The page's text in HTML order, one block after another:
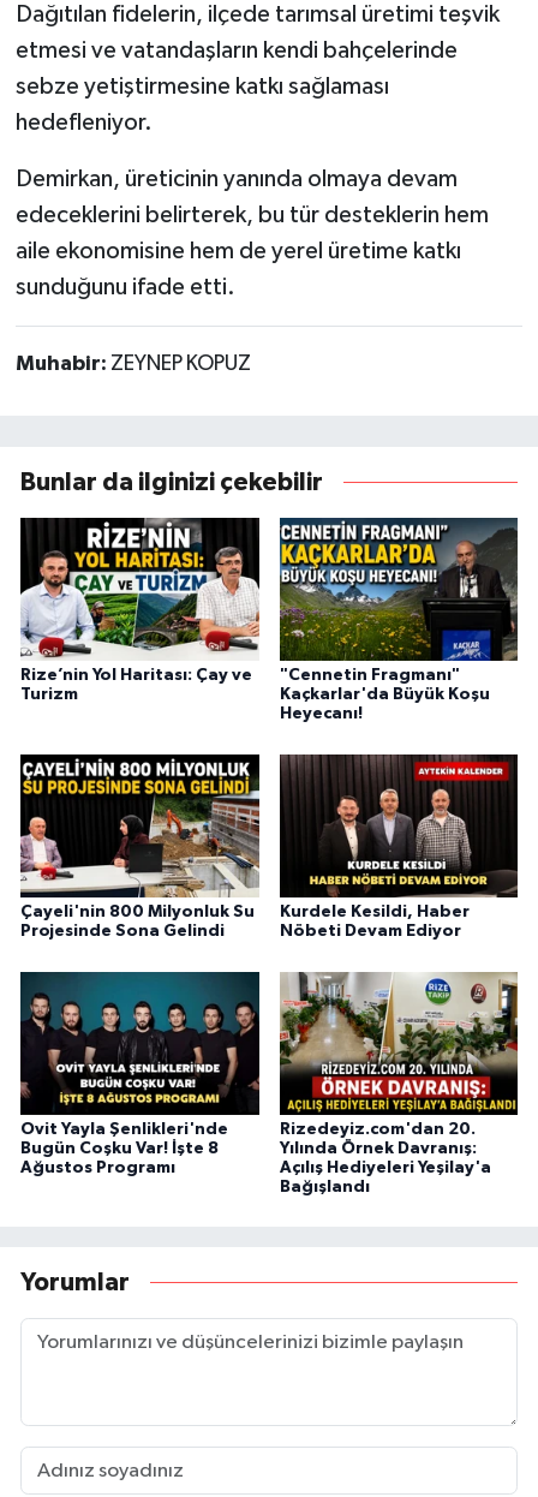
Dağıtılan fidelerin, ilçede tarımsal üretimi teşvik
etmesi ve vatandaşların kendi bahçelerinde
sebze yetiştirmesine katkı sağlaması
hedefleniyor.
Demirkan, üreticinin yanında olmaya devam
edeceklerini belirterek, bu tür desteklerin hem
aile ekonomisine hem de yerel üretime katkı
sunduğunu ifade etti.
Muhabir: ZEYNEP KOPUZ
Bunlar da ilginizi çekebilir
Rize’nin Yol Haritası: Çay ve
Turizm
"Cennetin Fragmanı"
Kaçkarlar'da Büyük Koşu
Heyecanı!
Çayeli'nin 800 Milyonluk Su
Projesinde Sona Gelindi
Kurdele Kesildi, Haber
Nöbeti Devam Ediyor
Ovit Yayla Şenlikleri'nde
Bugün Coşku Var! İşte 8
Ağustos Programı
Rizedeyiz.com'dan 20.
Yılında Örnek Davranış:
Açılış Hediyeleri Yeşilay'a
Bağışlandı
Yorumlar